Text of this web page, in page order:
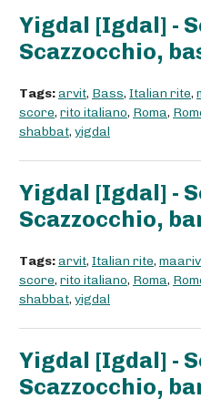
Yigdal [Igdal] -
Scazzocchio,
Tags:arvit, Bass, Italian rite,
score, rito italiano, Roma,
shabbat, yigdal
Yigdal [Igdal] -
Scazzocchio,
Tags:arvit, Italian rite, maariv
score, rito italiano, Roma,
shabbat, yigdal
Yigdal [Igdal] -
Scazzocchio,